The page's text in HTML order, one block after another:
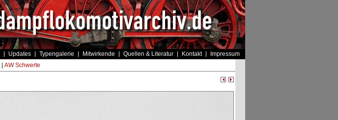
Updates Typengalerie Mitwirkende Quellen & Literatur Kontakt Impressum
AW Schwerte